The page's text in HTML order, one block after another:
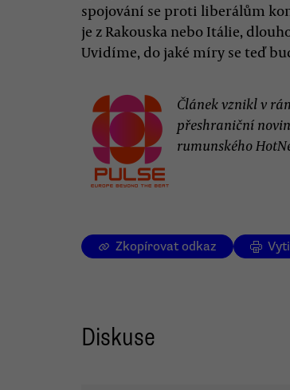
spojování se proti liberálům
je z Rakouska nebo Itálie,
Uvidíme, do jaké míry se teď
Článek vznikl v
přeshraniční
rumunského
Zkopírovat odkaz
Diskuse